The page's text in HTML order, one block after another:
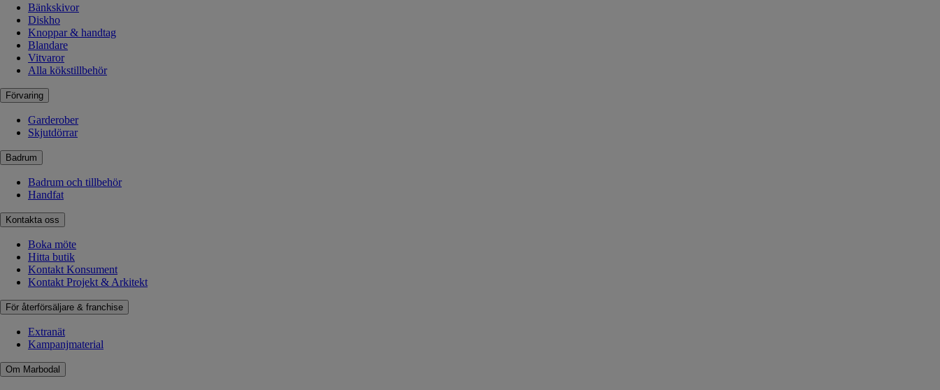
Bänkskivor
Diskho
Knoppar & handtag
Blandare
Vitvaror
Alla kökstillbehör
Förvaring
Garderober
Skjutdörrar
Badrum
Badrum och tillbehör
Handfat
Kontakta oss
Boka möte
Hitta butik
Kontakt Konsument
Kontakt Projekt & Arkitekt
För återförsäljare & franchise
Extranät
Kampanjmaterial
Om Marbodal